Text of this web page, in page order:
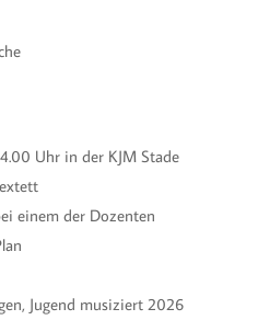
Uhr in der KJM Stade
einem der Dozenten
Jugend musiziert 2026